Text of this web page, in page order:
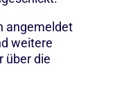
angemeldet
weitere
über die